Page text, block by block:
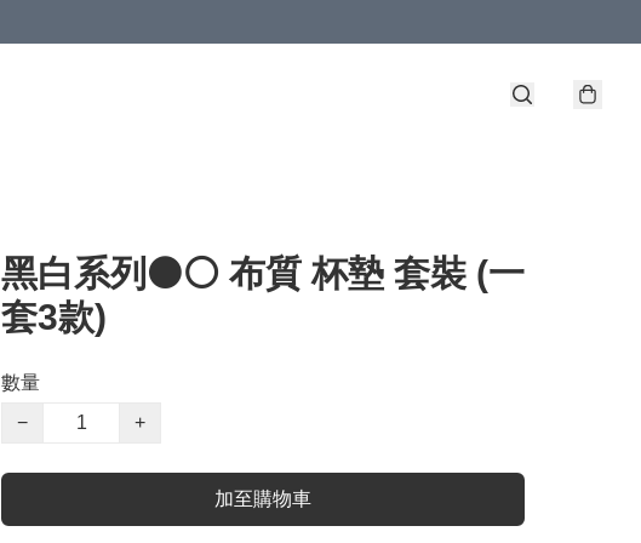
黑白系列⚫️⚪️ 布質 杯墊 套裝 (一
套3款)
數量
−
+
加至購物車